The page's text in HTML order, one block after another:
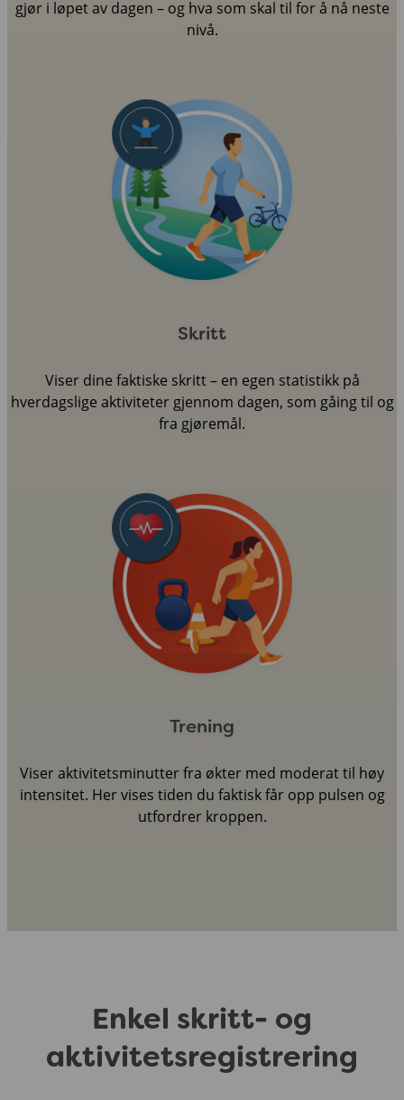
gjør i løpet av dagen – og hva som skal til for å nå neste
nivå.
Skritt
Viser dine faktiske skritt – en egen statistikk på
hverdagslige aktiviteter gjennom dagen, som gåing til og
fra gjøremål.
Trening
Viser aktivitetsminutter fra økter med moderat til høy
intensitet. Her vises tiden du faktisk får opp pulsen og
utfordrer kroppen.
Enkel skritt- og
aktivitetsregistrering